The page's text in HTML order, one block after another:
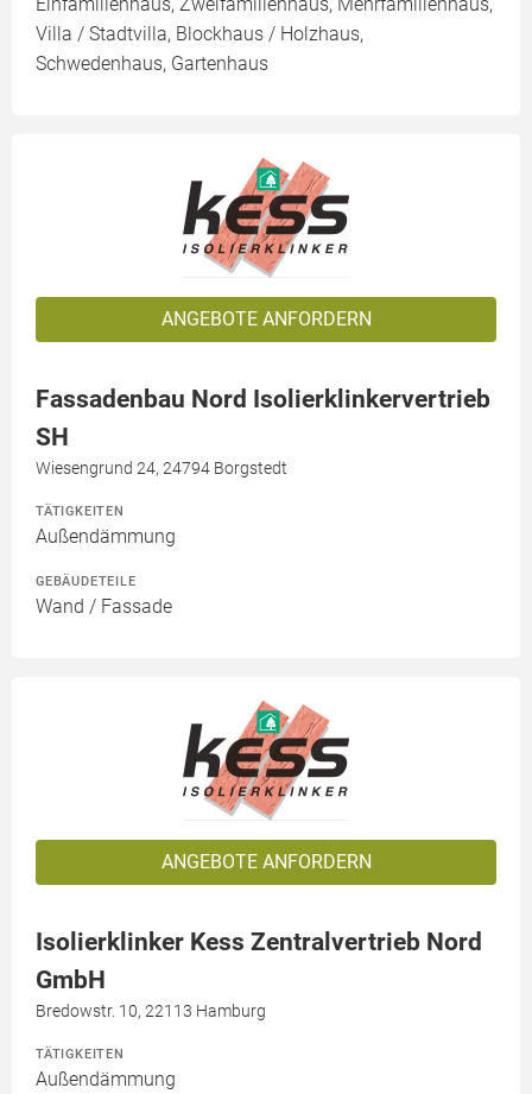
Villa / Stadtvilla, Blockhaus / Holzhaus,
Schwedenhaus, Gartenhaus
ANGEBOTE ANFORDERN
Fassadenbau Nord Isolierklinkervertrieb
SH
Wiesengrund 24, 24794 Borgstedt
TÄTIGKEITEN
Außendämmung
GEBÄUDETEILE
Wand / Fassade
ANGEBOTE ANFORDERN
Isolierklinker Kess Zentralvertrieb Nord
GmbH
Bredowstr. 10, 22113 Hamburg
TÄTIGKEITEN
Außendämmung